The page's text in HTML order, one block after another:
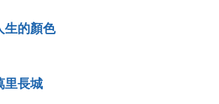
生的顏色
里長城